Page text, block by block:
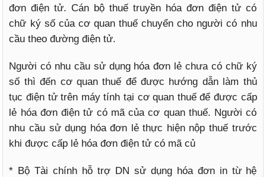
đơn điện tử. Cán bộ thuế truyền hóa đơn điện tử có
chữ ký số của cơ quan thuế chuyển cho người có nhu
cầu theo đường điện tử.
Người có nhu cầu sử dụng hóa đơn lẻ chưa có chữ ký
số thì đến cơ quan thuế để được hướng dẫn làm thủ
tục điện tử trên máy tính tại cơ quan thuế để được cấp
lẻ hóa đơn điện tử có mã của cơ quan thuế. Người có
nhu cầu sử dụng hóa đơn lẻ thực hiện nộp thuế trước
khi được cấp lẻ hóa đơn điện tử có mã củ
* Bộ Tài chính hỗ trợ DN sử dụng hóa đơn in từ hệ